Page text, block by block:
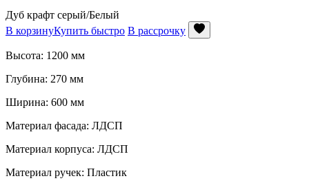
Дуб крафт серый/Белый
В корзинуКупить быстро В рассрочку
Высота: 1200 мм
Глубина: 270 мм
Ширина: 600 мм
Материал фасада: ЛДСП
Материал корпуса: ЛДСП
Материал ручек: Пластик